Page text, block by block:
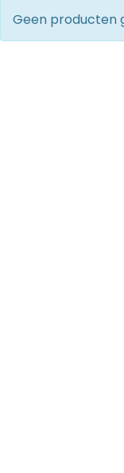
Geen producten